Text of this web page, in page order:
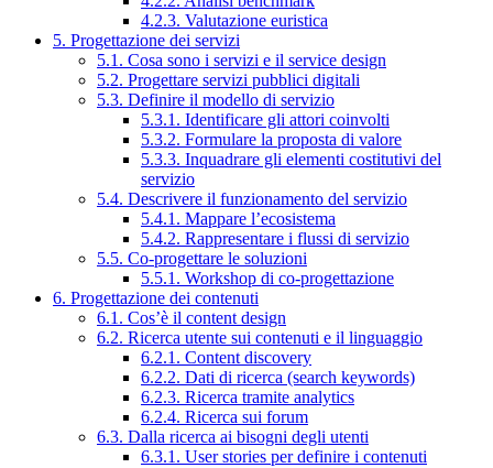
4.2.3. Valutazione euristica
5. Progettazione dei servizi
5.1. Cosa sono i servizi e il service design
5.2. Progettare servizi pubblici digitali
5.3. Definire il modello di servizio
5.3.1. Identificare gli attori coinvolti
5.3.2. Formulare la proposta di valore
5.3.3. Inquadrare gli elementi costitutivi del
servizio
5.4. Descrivere il funzionamento del servizio
5.4.1. Mappare l’ecosistema
5.4.2. Rappresentare i flussi di servizio
5.5. Co-progettare le soluzioni
5.5.1. Workshop di co-progettazione
6. Progettazione dei contenuti
6.1. Cos’è il content design
6.2. Ricerca utente sui contenuti e il linguaggio
6.2.1. Content discovery
6.2.2. Dati di ricerca (search keywords)
6.2.3. Ricerca tramite analytics
6.2.4. Ricerca sui forum
6.3. Dalla ricerca ai bisogni degli utenti
6.3.1. User stories per definire i contenuti